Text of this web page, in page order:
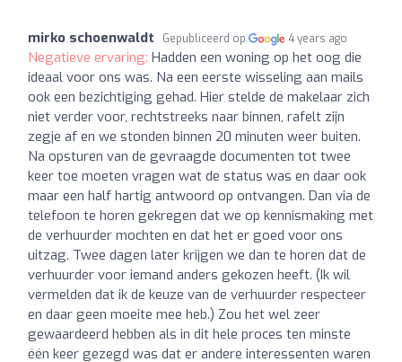
mirko schoenwaldt Gepubliceerd op 4 years ago
Negatieve ervaring: Hadden een woning op het oog die
ideaal voor ons was. Na een eerste wisseling aan mails
ook een bezichtiging gehad. Hier stelde de makelaar zich
niet verder voor, rechtstreeks naar binnen, rafelt zijn
zegje af en we stonden binnen 20 minuten weer buiten.
Na opsturen van de gevraagde documenten tot twee
keer toe moeten vragen wat de status was en daar ook
maar een half hartig antwoord op ontvangen. Dan via de
telefoon te horen gekregen dat we op kennismaking met
de verhuurder mochten en dat het er goed voor ons
uitzag. Twee dagen later krijgen we dan te horen dat de
verhuurder voor iemand anders gekozen heeft. (Ik wil
vermelden dat ik de keuze van de verhuurder respecteer
en daar geen moeite mee heb.) Zou het wel zeer
gewaardeerd hebben als in dit hele proces ten minste
één keer gezegd was dat er andere interessenten waren